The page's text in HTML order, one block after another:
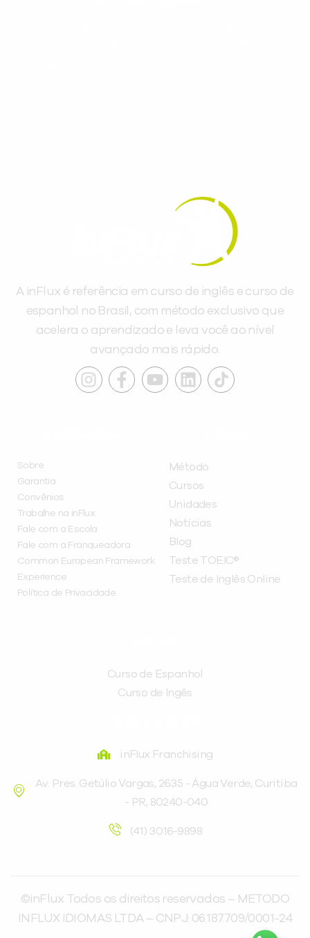
A inFlux é referência em curso de inglês e curso de
espanhol no Brasil, com método exclusivo que
acelera o aprendizado e leva você ao nível
avançado mais rápido.
Sobre
Garantia
Convênios
Trabalhe na inFlux
Fale com a Escola
Fale com a Franqueadora
Common European Framework
Experience
Política de Privacidade
Método
Cursos
Unidades
Notícias
Blog
Teste TOEIC®
Teste de Inglês Online
Curso de Espanhol
Curso de Ingês
inFlux Franchising
Av. Pres. Getúlio Vargas, 2635 - Água Verde, Curitiba
- PR, 80240-040
(41) 3016-9898
©inFlux Todos os direitos reservados – METODO
INFLUX IDIOMAS LTDA – CNPJ: 06.187.709/0001-24